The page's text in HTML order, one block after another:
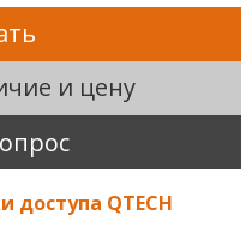
и цену
QTECH